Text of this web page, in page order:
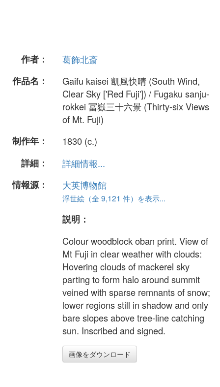
作者：
葛飾北斎
作品名：
Gaifu kaisei 凱風快晴 (South Wind,
Clear Sky ['Red Fuji']) / Fugaku sanju-
rokkei 冨嶽三十六景 (Thirty-six Views
of Mt. Fuji)
制作年：
1830 (c.)
詳細：
詳細情報...
情報源：
大英博物館
浮世絵（全 9,121 件）を表示...
説明：
Colour woodblock oban print. View of
Mt Fuji in clear weather with clouds:
Hovering clouds of mackerel sky
parting to form halo around summit
veined with sparse remnants of snow;
lower regions still in shadow and only
bare slopes above tree-line catching
sun. Inscribed and signed.
画像をダウンロード